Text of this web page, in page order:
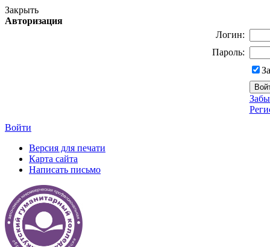
Закрыть
Авторизация
Логин:
Пароль:
Войти
Версия для печати
Карта сайта
Написать письмо